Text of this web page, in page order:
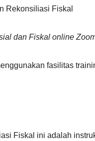
Rekonsiliasi Fiskal
dan Fiskal online
fasilitas
Fiskal ini adalah